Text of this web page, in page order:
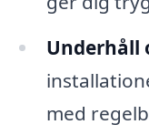
Underhåll
med